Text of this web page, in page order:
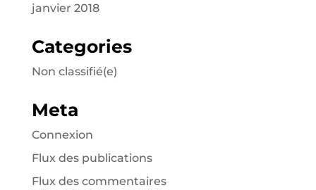
janvier 2018
Categories
Non classifié(e)
Meta
Connexion
Flux des publications
Flux des commentaires